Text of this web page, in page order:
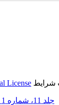
شرایط License
جلد 11، شماره 1 - ( 6-1396 )